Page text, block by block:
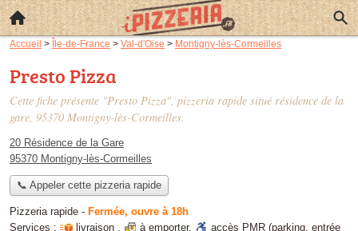
Accueil > Île-de-France > Val-d'Oise > Montigny-lès-Cormeilles
Presto Pizza
Cette fiche présente "Presto Pizza", pizzeria rapide situé résidence de la
gare, 95370 Montigny-lès-Cormeilles.
20 Résidence de la Gare
95370 Montigny-lès-Cormeilles
📞 Appeler cette pizzeria rapide
Pizzeria rapide - Fermée, ouvre à 18h
Services :
livraison , à emporter, accès PMR (parking, entrée